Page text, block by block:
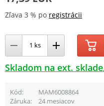
Zľava 3 % po registrácii
Skladom na ext. sklade
Kód MAM6008864
Záruka
24 mesiacov